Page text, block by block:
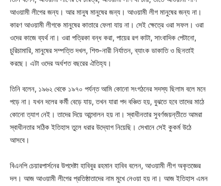
আওয়ামী লীগের জন্য। আর মানুষ মানুষের জন্য। আওয়ামী লীগ মানুষের জন্য না।
কারণ আওয়ামী লীগকে মানুষের কাতারে ফেলা যায় না। সেই ক্ষেত্রে ওরা সফল। ওরা
ওদের কাজে ব্যর্থ না। ওরা পত্রিকা বন্ধ করা, পায়ের রগ কাটা, সাংবাদিক পেটানো,
চুরিচামারি, মানুষের সম্পত্তি দখল, শিশু-নারী নির্যাতন, ব্যাংক ডাকাতি ও ছিনতাই
করছে। এটা ওদের অর্ধশত বছরের ঐতিহ্য।
তিনি বলেন, ১৯৬২ থেকে ১৯৭০ পর্যন্ত আমি কোনো সংগঠনের সদস্য ছিলাম বলে মনে
পড়ে না। যখন দলের কর্মী বেড়ে যায়, তখন যারা পদ বঞ্চিত হয়, বুঝতে হবে তাদের মাঠে
কোনো ত্যাগ নেই। তাদের দিয়ে আন্দোলন হয় না। স্বাধীনতার সুবর্ণজয়ন্তীতে আমরা
স্বাধীনতার সঠিক ইতিহাস তুলে ধরার উদ্যোগ নিয়েছি। সেখানে সেই কুকর্ম উঠে
আসবে।
বিএনপি চেয়ারপার্সনের উপদেষ্টা হাবিবুর রহমান হাবিব বলেন, আওয়ামী লীগ অকৃতজ্ঞের
দল। আজ আওয়ামী লীগের প্রতিষ্ঠাতাদের নাম মুখে নেওয়া হয় না। আজ ইতিহাস এমন